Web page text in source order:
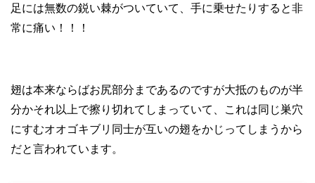
足には無数の鋭い棘がついていて、手に乗せたりすると非
常に痛い！！！
翅は本来ならばお尻部分まであるのですが大抵のものが半
分かそれ以上で擦り切れてしまっていて、これは同じ巣穴
にすむオオゴキブリ同士が互いの翅をかじってしまうから
だと言われています。